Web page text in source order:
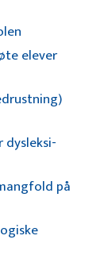
elever
dysleksi-
på